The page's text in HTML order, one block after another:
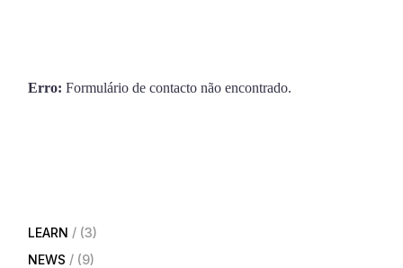
Erro: Formulário de contacto não encontrado.
LEARN
(3)
NEWS
(9)